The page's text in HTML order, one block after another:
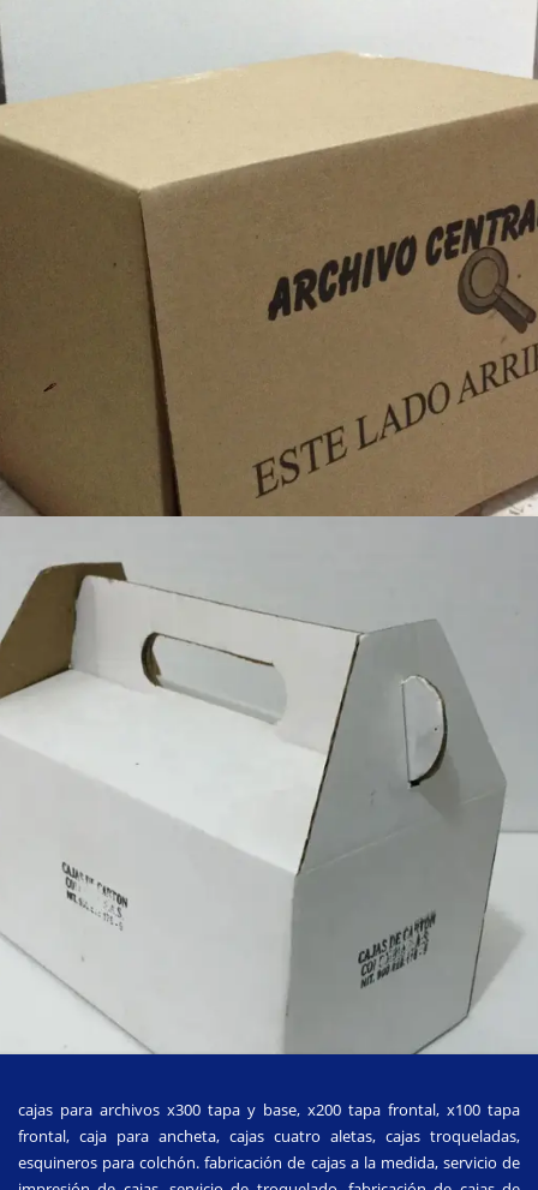
cajas para archivos x300 tapa y base, x200 tapa frontal, x100 tapa
frontal, caja para ancheta, cajas cuatro aletas, cajas troqueladas,
esquineros para colchón. fabricación de cajas a la medida, servicio de